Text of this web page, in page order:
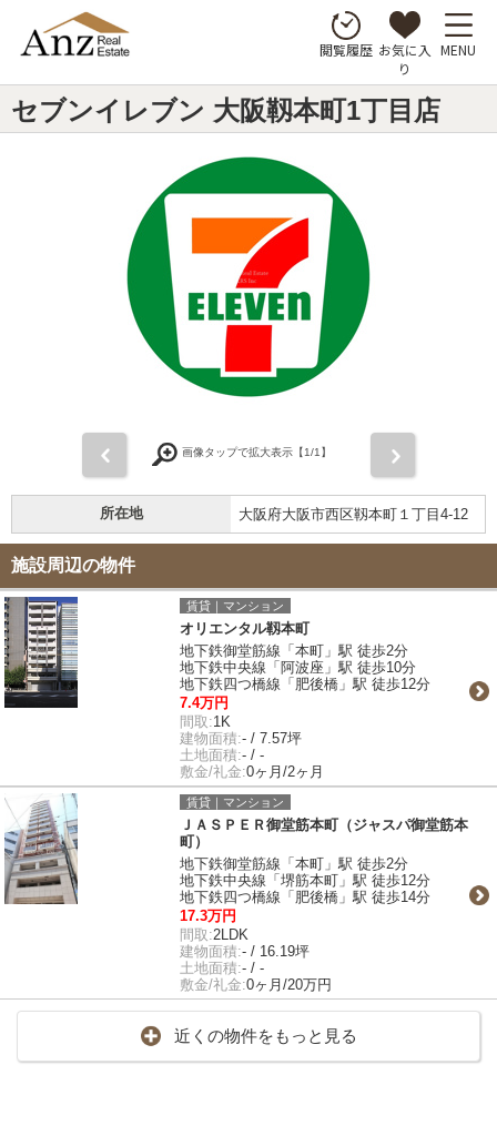
閲覧履歴 お気に入
り
MENU
セブンイレブン 大阪靱本町1丁目店
画像タップで拡大表示【1/1】
所在地 大阪府大阪市西区靱本町１丁目4-12
施設周辺の物件
賃貸｜マンション
オリエンタル靱本町
地下鉄御堂筋線「本町」駅 徒歩2分
地下鉄中央線「阿波座」駅 徒歩10分
地下鉄四つ橋線「肥後橋」駅 徒歩12分
7.4万円
間取:1K
建物面積:- / 7.57坪
土地面積:- / -
敷金/礼金:0ヶ月/2ヶ月
賃貸｜マンション
ＪＡＳＰＥＲ御堂筋本町（ジャスパ御堂筋本
町）
地下鉄御堂筋線「本町」駅 徒歩2分
地下鉄中央線「堺筋本町」駅 徒歩12分
地下鉄四つ橋線「肥後橋」駅 徒歩14分
17.3万円
間取:2LDK
建物面積:- / 16.19坪
土地面積:- / -
敷金/礼金:0ヶ月/20万円
近くの物件をもっと見る